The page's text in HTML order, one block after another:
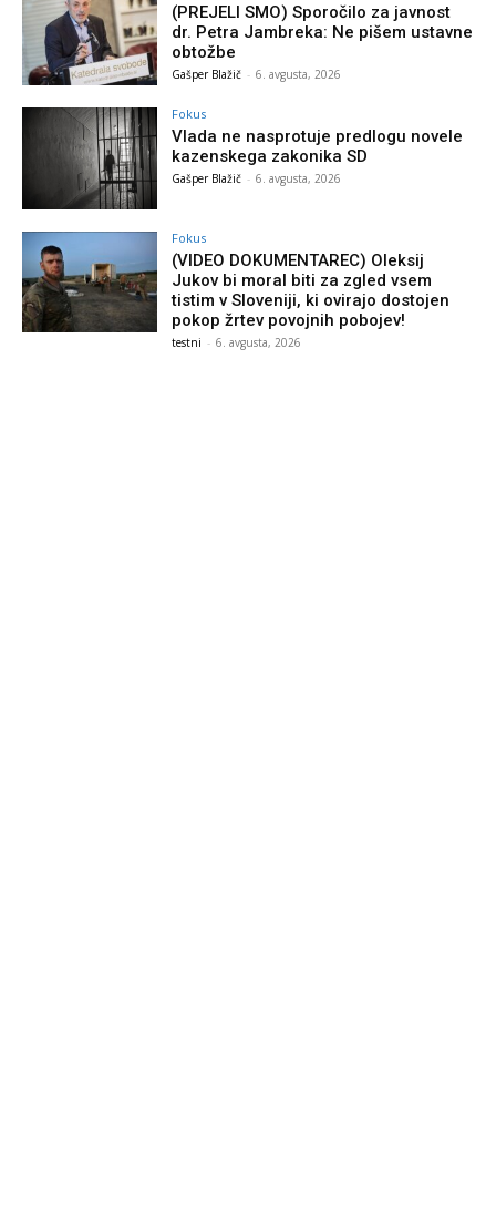
(PREJELI SMO) Sporočilo za javnost
dr. Petra Jambreka: Ne pišem ustavne
obtožbe
Gašper Blažič - 6. avgusta, 2026
Fokus
Vlada ne nasprotuje predlogu novele
kazenskega zakonika SD
Gašper Blažič - 6. avgusta, 2026
Fokus
(VIDEO DOKUMENTAREC) Oleksij
Jukov bi moral biti za zgled vsem
tistim v Sloveniji, ki ovirajo dostojen
pokop žrtev povojnih pobojev!
testni - 6. avgusta, 2026